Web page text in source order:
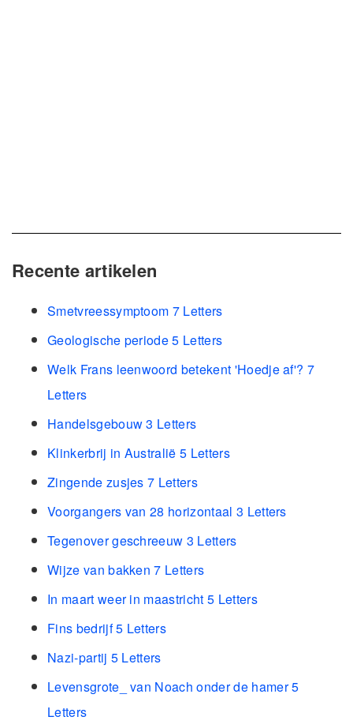
Recente artikelen
Smetvreessymptoom 7 Letters
Geologische periode 5 Letters
Welk Frans leenwoord betekent 'Hoedje af'? 7
Letters
Handelsgebouw 3 Letters
Klinkerbrij in Australië 5 Letters
Zingende zusjes 7 Letters
Voorgangers van 28 horizontaal 3 Letters
Tegenover geschreeuw 3 Letters
Wijze van bakken 7 Letters
In maart weer in maastricht 5 Letters
Fins bedrijf 5 Letters
Nazi-partij 5 Letters
Levensgrote_ van Noach onder de hamer 5
Letters